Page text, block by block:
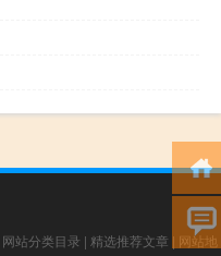
网站分类目录 | 精选推荐文章 | 网站地